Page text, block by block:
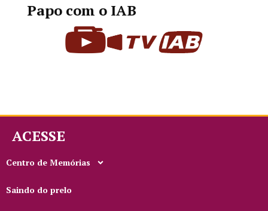
Papo com o IAB
ACESSE
Centro de Memórias
Saindo do prelo